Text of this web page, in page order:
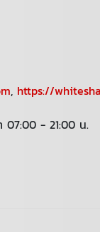
, https://
07:00 - 21:00 น.